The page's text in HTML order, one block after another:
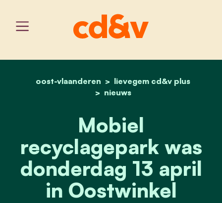
home
oost-vlaanderen
lievegem cd&v plus
nieuws
mobiel recyclagepark
Mobiel
recyclagepark was
donderdag 13 april
in Oostwinkel